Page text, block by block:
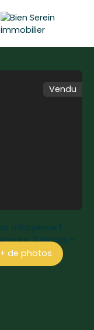
Vendu
+ de photos